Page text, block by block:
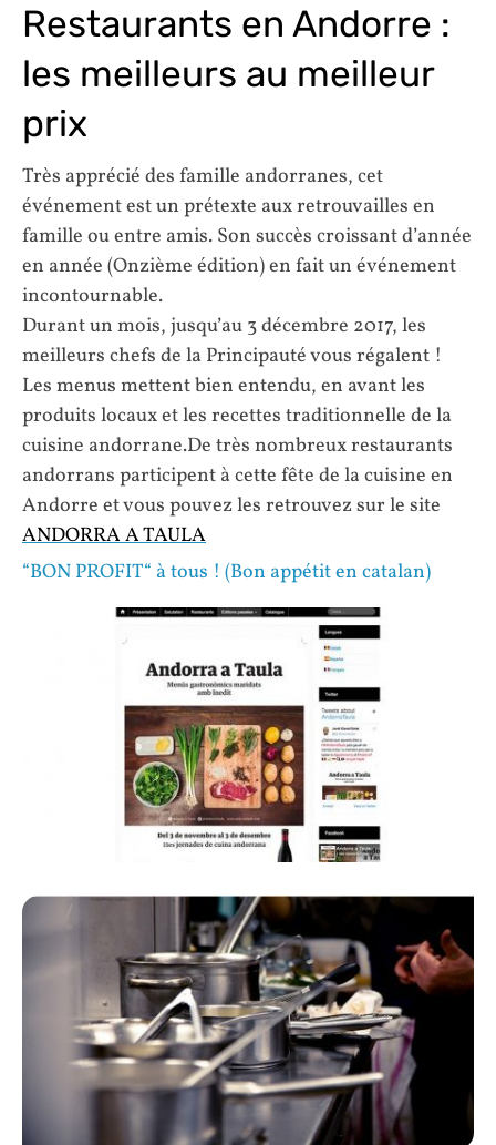
Restaurants en Andorre :
les meilleurs au meilleur
prix
Très apprécié des famille andorranes, cet
événement est un prétexte aux retrouvailles en
famille ou entre amis. Son succès croissant d’année
en année (Onzième édition) en fait un événement
incontournable.
Durant un mois, jusqu’au 3 décembre 2017, les
meilleurs chefs de la Principauté vous régalent !
Les menus mettent bien entendu, en avant les
produits locaux et les recettes traditionnelle de la
cuisine andorrane.De très nombreux restaurants
andorrans participent à cette fête de la cuisine en
Andorre et vous pouvez les retrouvez sur le site
ANDORRA A TAULA
“BON PROFIT“ à tous ! (Bon appétit en catalan)